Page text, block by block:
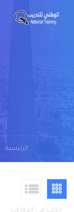
الرئيسية